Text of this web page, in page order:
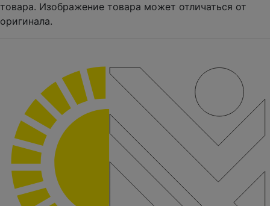
товара. Изображение товара может отличаться от
оригинала.